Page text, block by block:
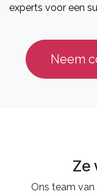
experts voor een
Neem
Ze
Ons team